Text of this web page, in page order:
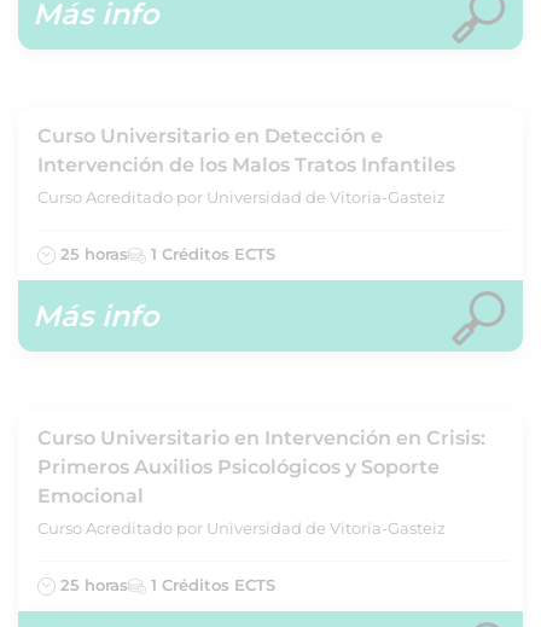
Más info
Curso Universitario en Detección e
Intervención de los Malos Tratos Infantiles
Curso Acreditado por Universidad de Vitoria-Gasteiz
25 horas 1 Créditos ECTS
Más info
Curso Universitario en Intervención en Crisis:
Primeros Auxilios Psicológicos y Soporte
Emocional
Curso Acreditado por Universidad de Vitoria-Gasteiz
25 horas 1 Créditos ECTS